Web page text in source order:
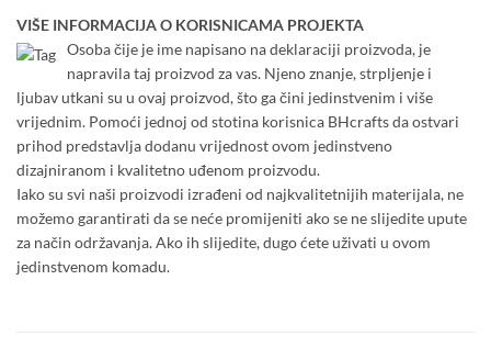
VIŠE INFORMACIJA O KORISNICAMA PROJEKTA
Osoba čije je ime napisano na deklaraciji proizvoda, je
napravila taj proizvod za vas. Njeno znanje, strpljenje i
ljubav utkani su u ovaj proizvod, što ga čini jedinstvenim i više
vrijednim. Pomoći jednoj od stotina korisnica BHcrafts da ostvari
prihod predstavlja dodanu vrijednost ovom jedinstveno
dizajniranom i kvalitetno uđenom proizvodu.
Iako su svi naši proizvodi izrađeni od najkvalitetnijih materijala, ne
možemo garantirati da se neće promijeniti ako se ne slijedite upute
za način održavanja. Ako ih slijedite, dugo ćete uživati u ovom
jedinstvenom komadu.